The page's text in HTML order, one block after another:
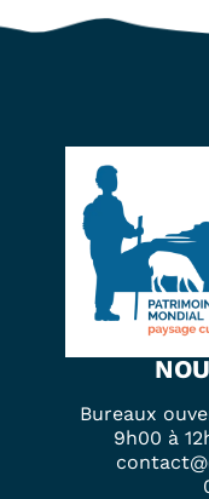
Bureaux
9h00 à